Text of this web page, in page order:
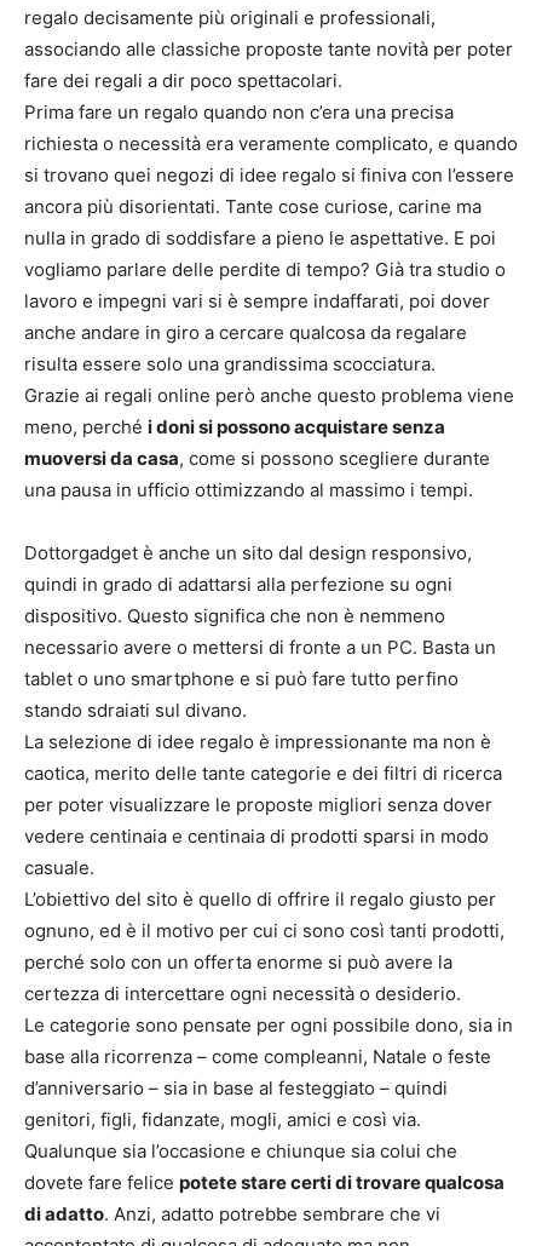
regalo decisamente più originali e professionali,
associando alle classiche proposte tante novità per poter
fare dei regali a dir poco spettacolari.
Prima fare un regalo quando non c’era una precisa
richiesta o necessità era veramente complicato, e quando
si trovano quei negozi di idee regalo si finiva con l’essere
ancora più disorientati. Tante cose curiose, carine ma
nulla in grado di soddisfare a pieno le aspettative. E poi
vogliamo parlare delle perdite di tempo? Già tra studio o
lavoro e impegni vari si è sempre indaffarati, poi dover
anche andare in giro a cercare qualcosa da regalare
risulta essere solo una grandissima scocciatura.
Grazie ai regali online però anche questo problema viene
meno, perché i doni si possono acquistare senza
muoversi da casa, come si possono scegliere durante
una pausa in ufficio ottimizzando al massimo i tempi.
Dottorgadget è anche un sito dal design responsivo,
quindi in grado di adattarsi alla perfezione su ogni
dispositivo. Questo significa che non è nemmeno
necessario avere o mettersi di fronte a un PC. Basta un
tablet o uno smartphone e si può fare tutto perfino
stando sdraiati sul divano.
La selezione di idee regalo è impressionante ma non è
caotica, merito delle tante categorie e dei filtri di ricerca
per poter visualizzare le proposte migliori senza dover
vedere centinaia e centinaia di prodotti sparsi in modo
casuale.
L’obiettivo del sito è quello di offrire il regalo giusto per
ognuno, ed è il motivo per cui ci sono così tanti prodotti,
perché solo con un offerta enorme si può avere la
certezza di intercettare ogni necessità o desiderio.
Le categorie sono pensate per ogni possibile dono, sia in
base alla ricorrenza – come compleanni, Natale o feste
d’anniversario – sia in base al festeggiato – quindi
genitori, figli, fidanzate, mogli, amici e così via.
Qualunque sia l’occasione e chiunque sia colui che
dovete fare felice potete stare certi di trovare qualcosa
di adatto. Anzi, adatto potrebbe sembrare che vi